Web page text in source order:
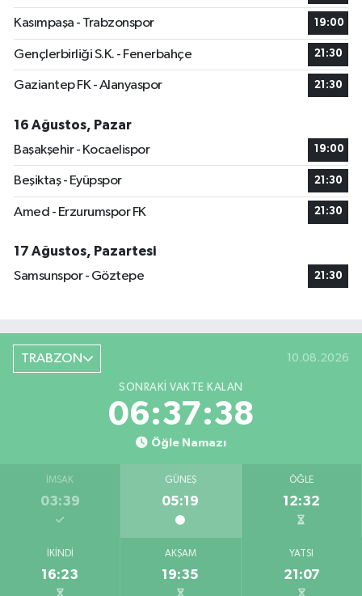
Kasımpaşa - Trabzonspor 19:00
Gençlerbirliği S.K. - Fenerbahçe 21:30
Gaziantep FK - Alanyaspor 21:30
16 Ağustos, Pazar
Başakşehir - Kocaelispor
19:00
Beşiktaş - Eyüpspor 21:30
Amed - Erzurumspor FK 21:30
17 Ağustos, Pazartesi
Samsunspor - Göztepe
21:30
TRABZON 10.08.2026
SONRAKI VAKTE KALAN
06:37:37
Öğle Namazı
İMSAK
03:39
GÜNEŞ
05:19
ÖĞLE
12:32
İKINDI
16:23
AKŞAM
19:35
YATSI
21:07